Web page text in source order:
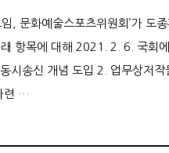
임, 문화예술스포츠위원회’가
항목에 대해 2021. 2. 6. 국회
시송신 개념 도입 2. 업무상저
련 …